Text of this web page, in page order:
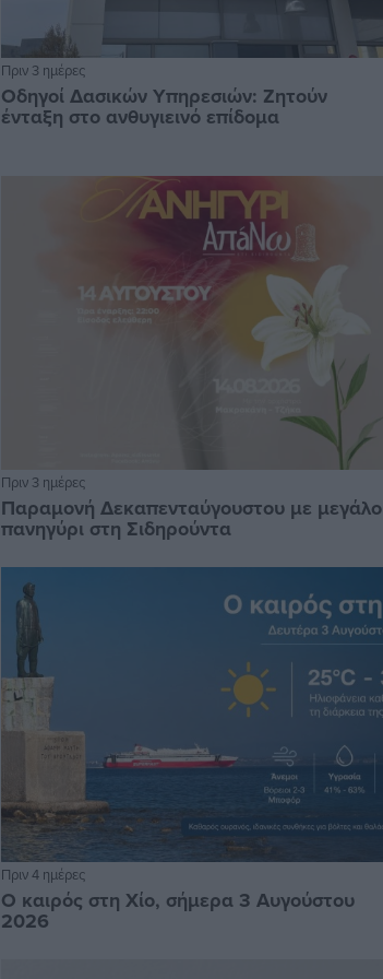
Πριν 3 ημέρες
Οδηγοί Δασικών Υπηρεσιών: Ζητούν
ένταξη στο ανθυγιεινό επίδομα
Πριν 3 ημέρες
Παραμονή Δεκαπενταύγουστου με μεγάλο
πανηγύρι στη Σιδηρούντα
Πριν 4 ημέρες
Ο καιρός στη Χίο, σήμερα 3 Αυγούστου
2026